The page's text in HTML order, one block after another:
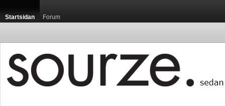
Startsidan Forum